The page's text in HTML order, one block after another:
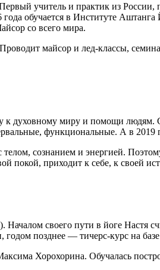
учитель и практик из
обучается в Институте
со всего мира.
майсор и лед-классы,
к духовному миру и помощи
функциональные. А в
телом, сознанием и энергией.
покой, приходит к себе, к своей
своего пути в йоге Настя
позднее — тичерс-курс на
Хорохорина. Обучалась